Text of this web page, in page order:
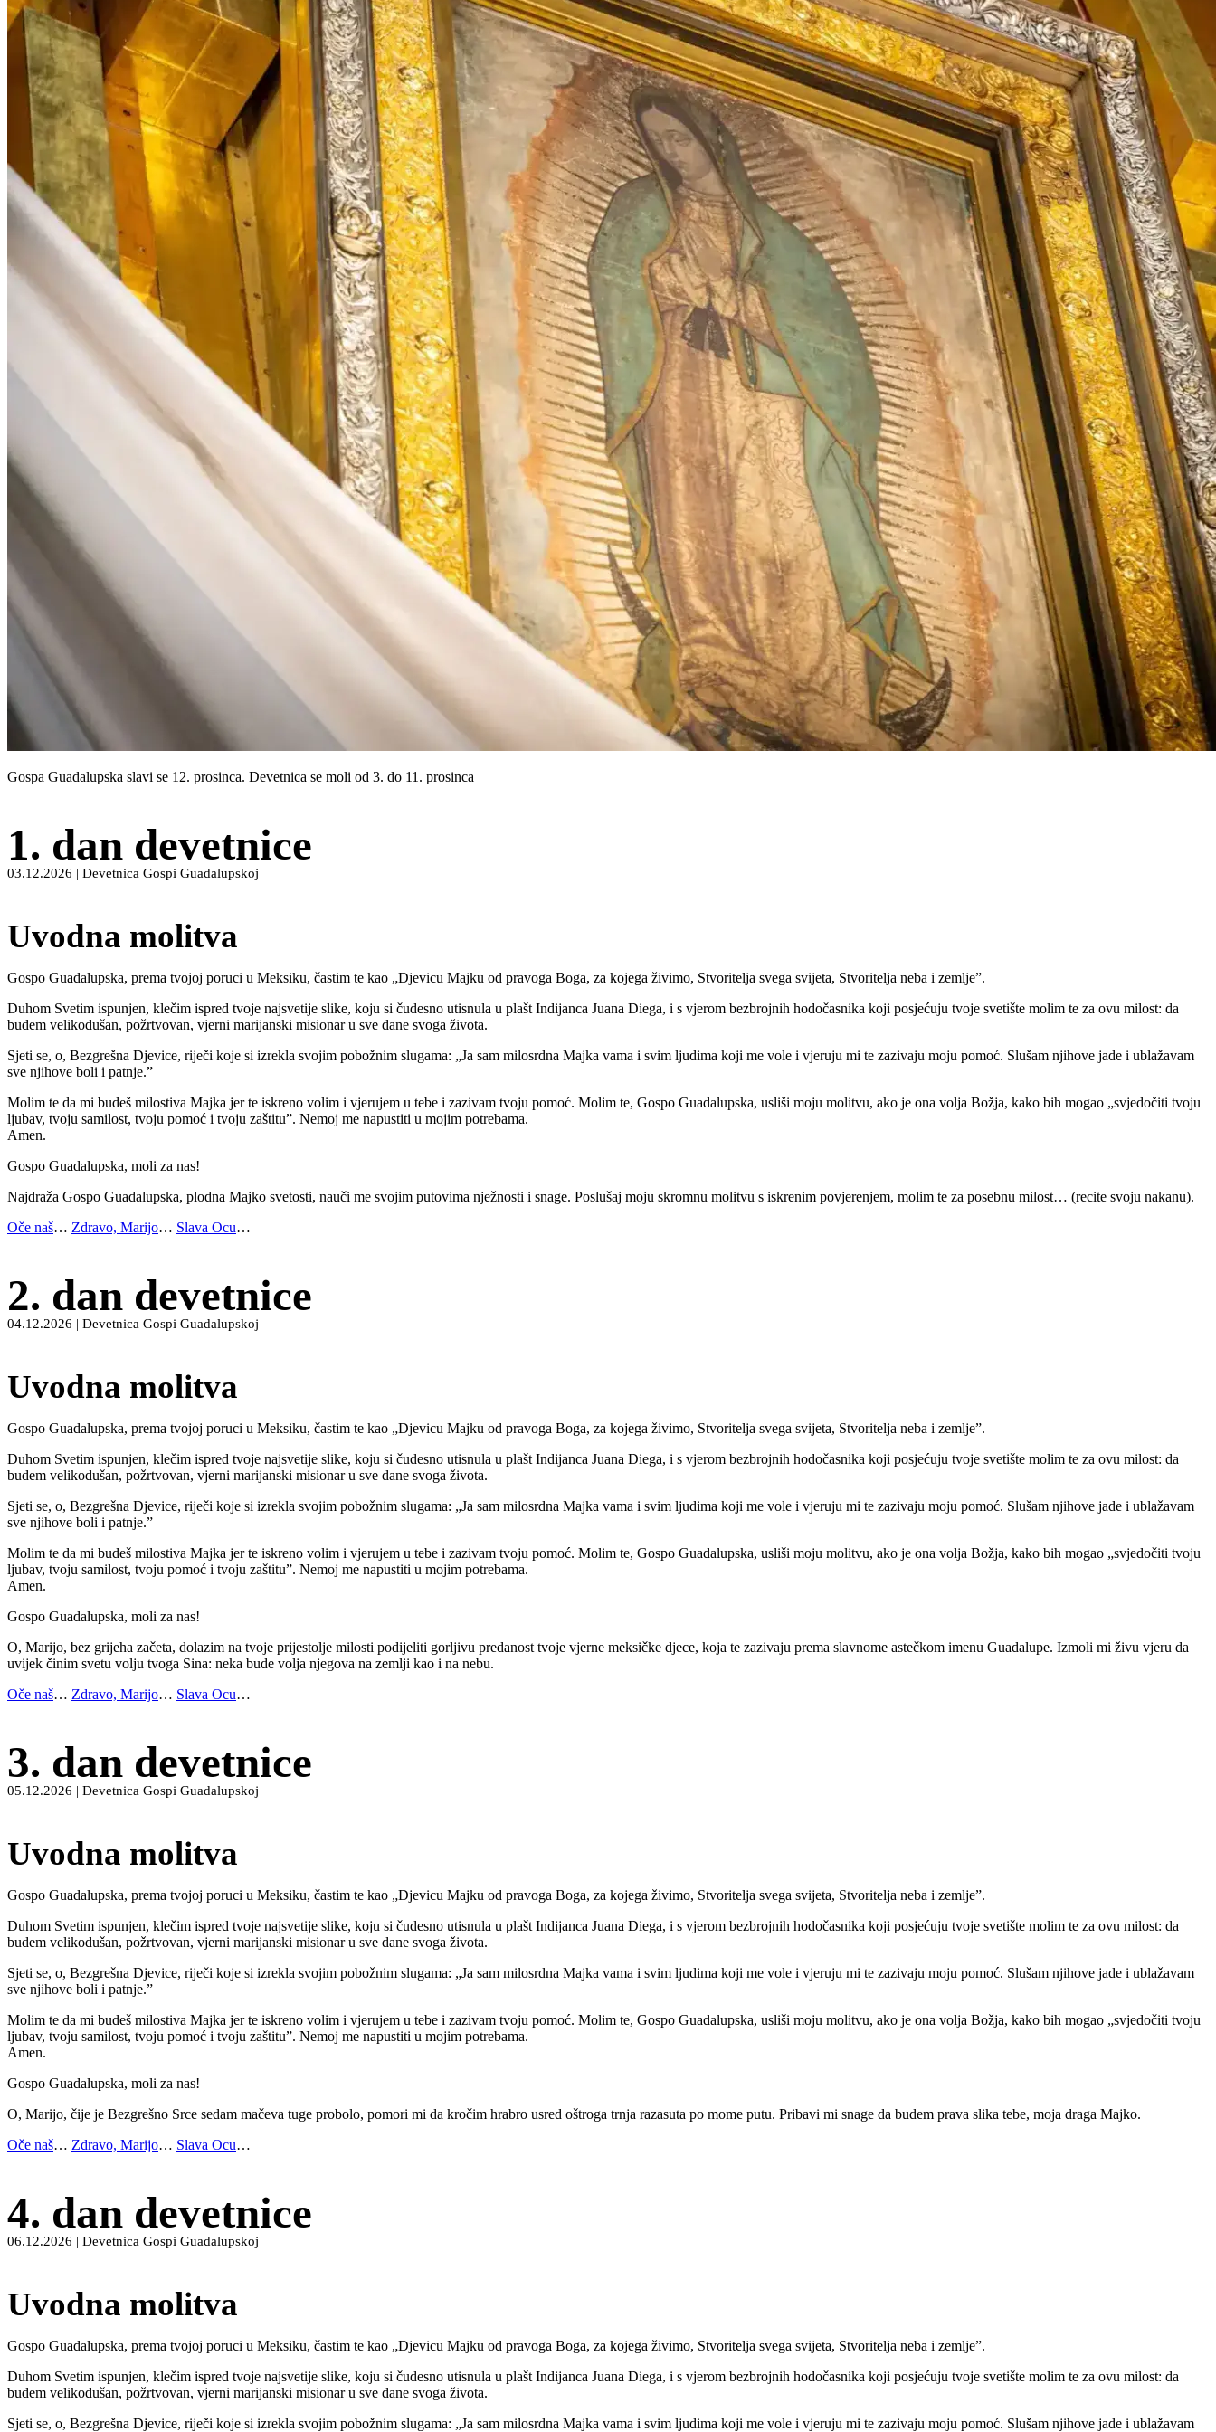
Gospa Guadalupska slavi se 12. prosinca. Devetnica se moli od 3. do 11. prosinca
1. dan devetnice
03.12.2026 | Devetnica Gospi Guadalupskoj
Uvodna molitva
Gospo Guadalupska, prema tvojoj poruci u Meksiku, častim te kao „Djevicu Majku od pravoga Boga, za kojega živimo, Stvoritelja svega svijeta, Stvoritelja neba i zemlje”.
Duhom Svetim ispunjen, klečim ispred tvoje najsvetije slike, koju si čudesno utisnula u plašt Indijanca Juana Diega, i s vjerom bezbrojnih hodočasnika koji posjećuju tvoje svetište molim te za ovu milost: da
budem velikodušan, požrtvovan, vjerni marijanski misionar u sve dane svoga života.
Sjeti se, o, Bezgrešna Djevice, riječi koje si izrekla svojim pobožnim slugama: „Ja sam milosrdna Majka vama i svim ljudima koji me vole i vjeruju mi te zazivaju moju pomoć. Slušam njihove jade i ublažavam
sve njihove boli i patnje.”
Molim te da mi budeš milostiva Majka jer te iskreno volim i vjerujem u tebe i zazivam tvoju pomoć. Molim te, Gospo Guadalupska, usliši moju molitvu, ako je ona volja Božja, kako bih mogao „svjedočiti tvoju
ljubav, tvoju samilost, tvoju pomoć i tvoju zaštitu”. Nemoj me napustiti u mojim potrebama.
Amen.
Gospo Guadalupska, moli za nas!
Najdraža Gospo Guadalupska, plodna Majko svetosti, nauči me svojim putovima nježnosti i snage. Poslušaj moju skromnu molitvu s iskrenim povjerenjem, molim te za posebnu milost… (recite svoju nakanu).
Oče naš… Zdravo, Marijo… Slava Ocu…
2. dan devetnice
04.12.2026 | Devetnica Gospi Guadalupskoj
Uvodna molitva
Gospo Guadalupska, prema tvojoj poruci u Meksiku, častim te kao „Djevicu Majku od pravoga Boga, za kojega živimo, Stvoritelja svega svijeta, Stvoritelja neba i zemlje”.
Duhom Svetim ispunjen, klečim ispred tvoje najsvetije slike, koju si čudesno utisnula u plašt Indijanca Juana Diega, i s vjerom bezbrojnih hodočasnika koji posjećuju tvoje svetište molim te za ovu milost: da
budem velikodušan, požrtvovan, vjerni marijanski misionar u sve dane svoga života.
Sjeti se, o, Bezgrešna Djevice, riječi koje si izrekla svojim pobožnim slugama: „Ja sam milosrdna Majka vama i svim ljudima koji me vole i vjeruju mi te zazivaju moju pomoć. Slušam njihove jade i ublažavam
sve njihove boli i patnje.”
Molim te da mi budeš milostiva Majka jer te iskreno volim i vjerujem u tebe i zazivam tvoju pomoć. Molim te, Gospo Guadalupska, usliši moju molitvu, ako je ona volja Božja, kako bih mogao „svjedočiti tvoju
ljubav, tvoju samilost, tvoju pomoć i tvoju zaštitu”. Nemoj me napustiti u mojim potrebama.
Amen.
Gospo Guadalupska, moli za nas!
O, Marijo, bez grijeha začeta, dolazim na tvoje prijestolje milosti podijeliti gorljivu predanost tvoje vjerne meksičke djece, koja te zazivaju prema slavnome astečkom imenu Guadalupe. Izmoli mi živu vjeru da
uvijek činim svetu volju tvoga Sina: neka bude volja njegova na zemlji kao i na nebu.
Oče naš… Zdravo, Marijo… Slava Ocu…
3. dan devetnice
05.12.2026 | Devetnica Gospi Guadalupskoj
Uvodna molitva
Gospo Guadalupska, prema tvojoj poruci u Meksiku, častim te kao „Djevicu Majku od pravoga Boga, za kojega živimo, Stvoritelja svega svijeta, Stvoritelja neba i zemlje”.
Duhom Svetim ispunjen, klečim ispred tvoje najsvetije slike, koju si čudesno utisnula u plašt Indijanca Juana Diega, i s vjerom bezbrojnih hodočasnika koji posjećuju tvoje svetište molim te za ovu milost: da
budem velikodušan, požrtvovan, vjerni marijanski misionar u sve dane svoga života.
Sjeti se, o, Bezgrešna Djevice, riječi koje si izrekla svojim pobožnim slugama: „Ja sam milosrdna Majka vama i svim ljudima koji me vole i vjeruju mi te zazivaju moju pomoć. Slušam njihove jade i ublažavam
sve njihove boli i patnje.”
Molim te da mi budeš milostiva Majka jer te iskreno volim i vjerujem u tebe i zazivam tvoju pomoć. Molim te, Gospo Guadalupska, usliši moju molitvu, ako je ona volja Božja, kako bih mogao „svjedočiti tvoju
ljubav, tvoju samilost, tvoju pomoć i tvoju zaštitu”. Nemoj me napustiti u mojim potrebama.
Amen.
Gospo Guadalupska, moli za nas!
O, Marijo, čije je Bezgrešno Srce sedam mačeva tuge probolo, pomori mi da kročim hrabro usred oštroga trnja razasuta po mome putu. Pribavi mi snage da budem prava slika tebe, moja draga Majko.
Oče naš… Zdravo, Marijo… Slava Ocu…
4. dan devetnice
06.12.2026 | Devetnica Gospi Guadalupskoj
Uvodna molitva
Gospo Guadalupska, prema tvojoj poruci u Meksiku, častim te kao „Djevicu Majku od pravoga Boga, za kojega živimo, Stvoritelja svega svijeta, Stvoritelja neba i zemlje”.
Duhom Svetim ispunjen, klečim ispred tvoje najsvetije slike, koju si čudesno utisnula u plašt Indijanca Juana Diega, i s vjerom bezbrojnih hodočasnika koji posjećuju tvoje svetište molim te za ovu milost: da
budem velikodušan, požrtvovan, vjerni marijanski misionar u sve dane svoga života.
Sjeti se, o, Bezgrešna Djevice, riječi koje si izrekla svojim pobožnim slugama: „Ja sam milosrdna Majka vama i svim ljudima koji me vole i vjeruju mi te zazivaju moju pomoć. Slušam njihove jade i ublažavam